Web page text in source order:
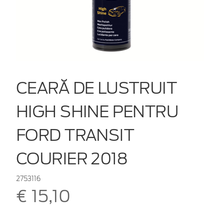
CEARĂ DE LUSTRUIT
HIGH SHINE PENTRU
FORD TRANSIT
COURIER 2018
2753116
€ 15,10